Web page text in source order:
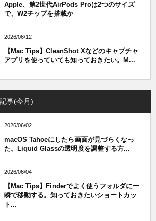
Apple、第2世代AirPods Proは2つのサイズ
で、W2チップを搭載か
2026/06/12
【Mac Tips】CleanShot Xなどのキャプチャ
アプリを使っていても知っておきたい。M...
事(今月)
2026/06/02
macOS Tahoeにしたら画面が見づらくなっ
た。Liquid Glassの透明度を調整する方...
2026/06/04
【Mac Tips】Finderでよく使うフォルダに一
瞬で移動する。知っておきたいショートカッ
ト...